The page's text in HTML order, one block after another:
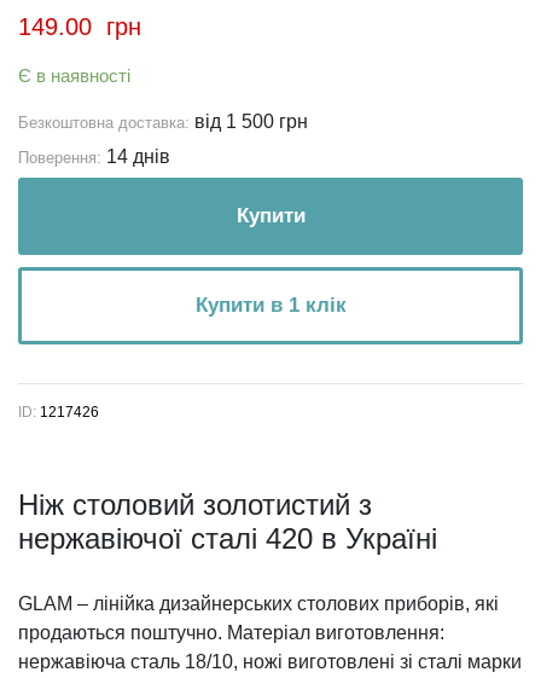
149.00 грн
Є в наявності
Безкоштовна доставка: від 1 500 грн
Поверення: 14 днів
Купити
Купити в 1 клік
ID: 1217426
Ніж столовий золотистий з
нержавіючої сталі 420 в Україні
GLAM – лінійка дизайнерських столових приборів, які
продаються поштучно. Матеріал виготовлення:
нержавіюча сталь 18/10, ножі виготовлені зі сталі марки